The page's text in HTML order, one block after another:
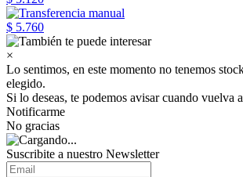
$ 5.760
×
Lo sentimos, en este momento no tenemos
elegido.
Si lo deseas, te podemos avisar cuando vuelva
Notificarme
No gracias
Suscribite a nuestro Newsletter